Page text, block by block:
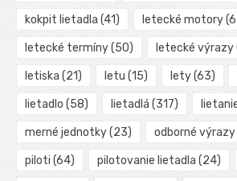
kokpit lietadla (41) letecké motory
letecké termíny(50) letecké výrazy
letiska (21) letu (15) lety(63)
lietadlo (58) lietadlá (317)
merné jednotky(23) odborné výrazy
piloti (64) pilotovanie lietadla (24)